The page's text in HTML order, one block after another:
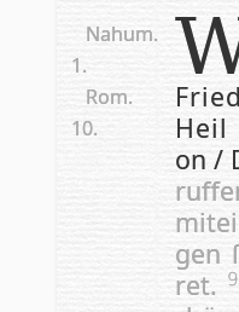
Nahum.
1.
Rom.
10.
Heil
on /
gen
ret. 9